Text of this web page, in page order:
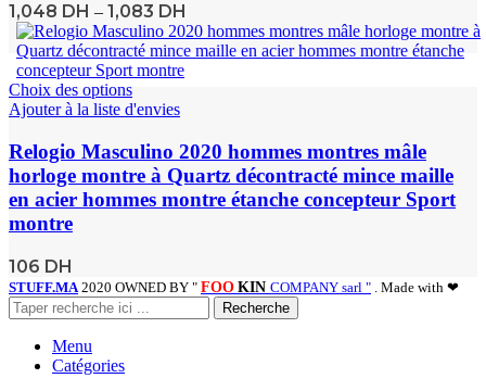
1,048 DH – 1,083 DH
Choix des options
Ajouter à la liste d'envies
Relogio Masculino 2020 hommes montres mâle
horloge montre à Quartz décontracté mince maille
en acier hommes montre étanche concepteur Sport
montre
106 DH
STUFF.MA 2020 OWNED BY " FOO KIN COMPANY sarl " . Made with ❤
Recherche
Menu
Catégories